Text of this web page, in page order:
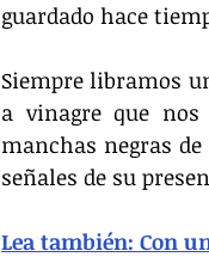
guardado hace
Siempre libramos
a vinagre que
manchas negras
señales de su
Lea también: Con